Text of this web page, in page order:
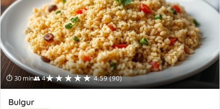
⏱ 30 min👥 4★★★★★ 4.59 (90)
Bulgur